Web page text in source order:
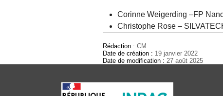
Corinne Weigerding –FP
Christophe Rose –
Rédaction : CM
Date de création : 19 janvier 2022
Date de modification : 27 août 2025